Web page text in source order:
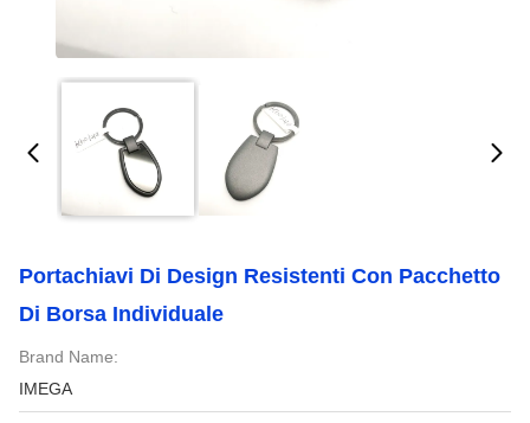
Portachiavi Di Design Resistenti Con Pacchetto
Di Borsa Individuale
Brand Name:
IMEGA